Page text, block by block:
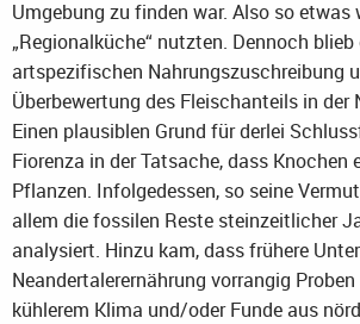
Umgebung zu finden war. Also so etwas
„Regionalküche“ nutzten. Dennoch blieb
artspezifischen Nahrungszuschreibung
Überbewertung des Fleischanteils in der
Einen plausiblen Grund für derlei
Fiorenza in der Tatsache, dass Knochen
Pflanzen. Infolgedessen, so seine
allem die fossilen Reste steinzeitlicher
analysiert. Hinzu kam, dass frühere
Neandertalerernährung vorrangig
kühlerem Klima und/oder Funde aus